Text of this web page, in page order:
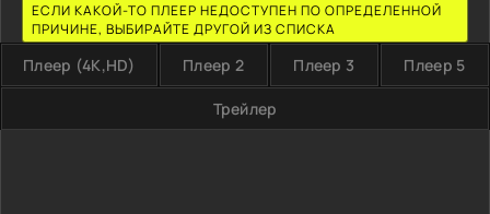
ЕСЛИ КАКОЙ-ТО ПЛЕЕР НЕДОСТУПЕН ПО ОПРЕДЕЛЕННОЙ
ПРИЧИНЕ, ВЫБИРАЙТЕ ДРУГОЙ ИЗ СПИСКА
Плеер (4K,HD) Плеер 2 Плеер 3 Плеер 5
Трейлер